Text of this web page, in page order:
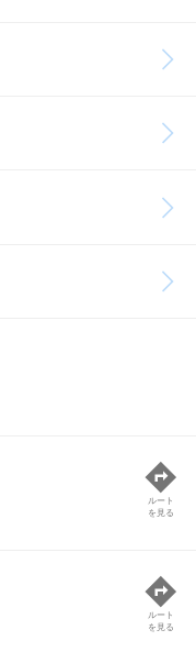
ルート
を見る
ルート
を見る